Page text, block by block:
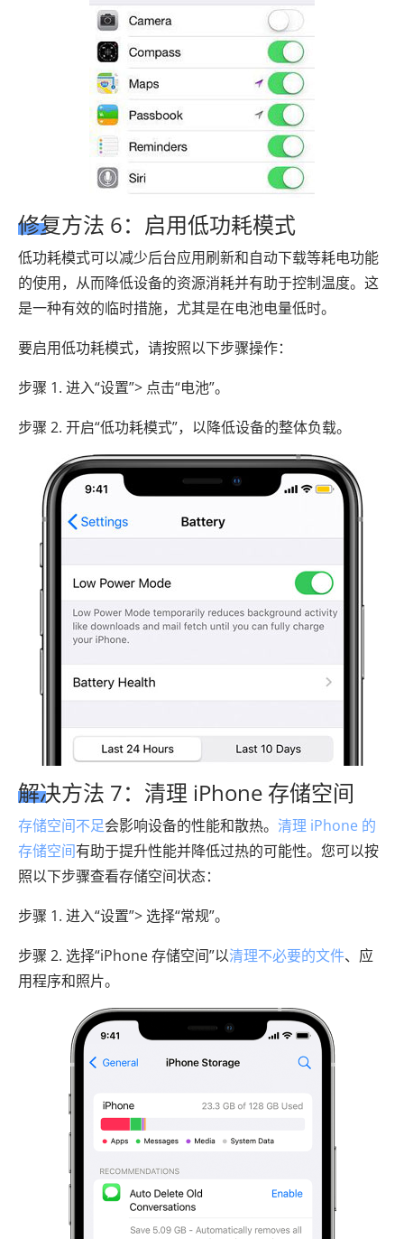
修复方法 6：启用低功耗模式
低功耗模式可以减少后台应用刷新和自动下载等耗电功能
的使用，从而降低设备的资源消耗并有助于控制温度。这
是一种有效的临时措施，尤其是在电池电量低时。
要启用低功耗模式，请按照以下步骤操作：
步骤 1. 进入“设置”> 点击“电池”。
步骤 2. 开启“低功耗模式”，以降低设备的整体负载。
解决方法 7：清理 iPhone 存储空间
存储空间不足会影响设备的性能和散热。 清理 iPhone 的
存储空间有助于提升性能并降低过热的可能性。您可以按
照以下步骤查看存储空间状态：
步骤 1. 进入“设置”> 选择“常规”。
步骤 2. 选择“iPhone 存储空间”以清理不必要的文件、应
用程序和照片。